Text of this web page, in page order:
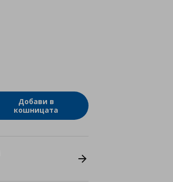
Добави в
кошницата